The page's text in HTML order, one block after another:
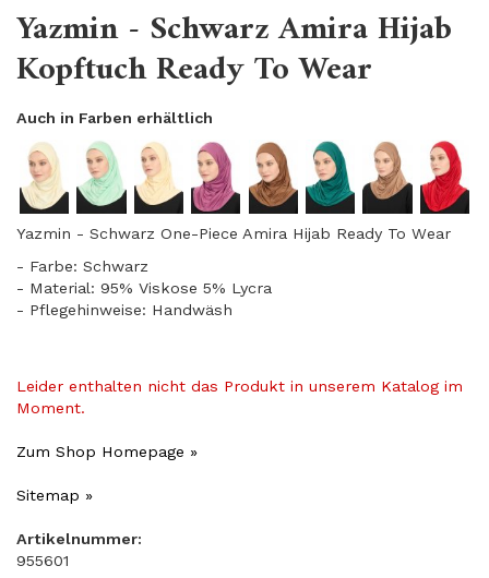
Yazmin - Schwarz Amira Hijab
Kopftuch Ready To Wear
Auch in Farben erhältlich
Yazmin - Schwarz One-Piece Amira Hijab Ready To Wear
- Farbe: Schwarz
- Material: 95% Viskose 5% Lycra
- Pflegehinweise: Handwäsh
Leider enthalten nicht das Produkt in unserem Katalog im
Moment.
Zum Shop Homepage »
Sitemap »
Artikelnummer:
955601